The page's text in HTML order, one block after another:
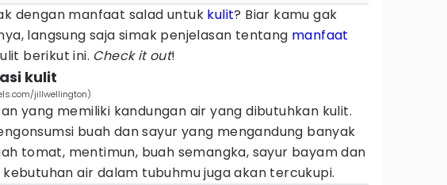
dengan manfaat salad untuk kulit? Biar kamu gak
langsung saja simak penjelasan tentang manfaat
berikut ini. Check it out!
kulit
jillwellington)
yang memiliki kandungan air yang dibutuhkan kulit.
buah dan sayur yang mengandung banyak
tomat, mentimun, buah semangka, sayur bayam dan
air dalam tubuhmu juga akan tercukupi.